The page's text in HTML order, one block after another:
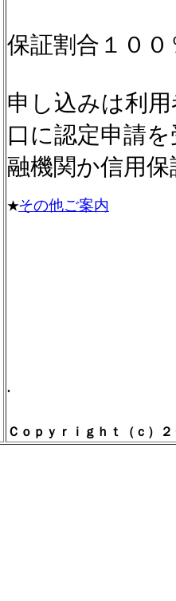
保証割合１０
申し込みは利
口に認定申請
融機関か信用
★その他ご案内
.
Ｃｏｐｙｒｉｇｈｔ（ｃ）